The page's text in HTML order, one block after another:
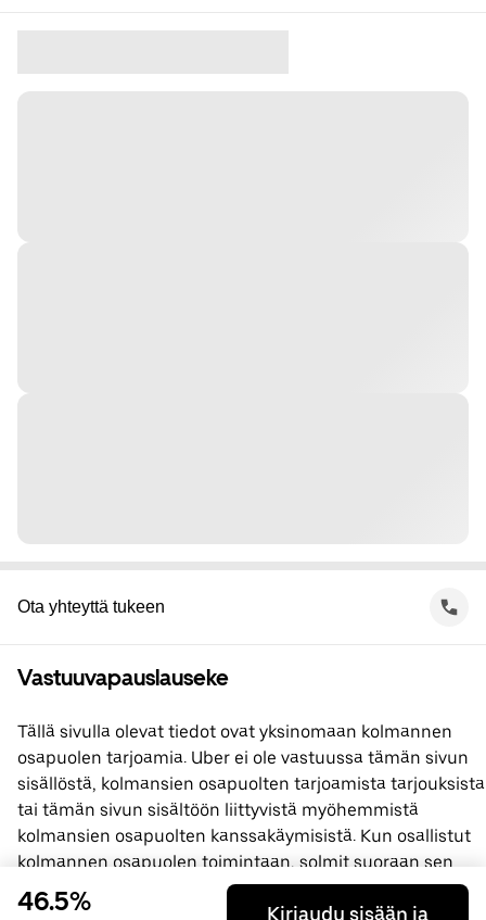
Ota yhteyttä tukeen
Vastuuvapauslauseke
Tällä sivulla olevat tiedot ovat yksinomaan kolmannen
osapuolen tarjoamia. Uber ei ole vastuussa tämän sivun
sisällöstä, kolmansien osapuolten tarjoamista tarjouksista
tai tämän sivun sisältöön liittyvistä myöhemmistä
kolmansien osapuolten kanssakäymisistä. Kun osallistut
kolmannen osapuolen toimintaan, solmit suoraan sen
kanssa sopimuksen, jossa Uber ei ole osapuolena. Jos
sinulla on kysyttävää, ota yhteyttä suoraan kolmanteen
46.5% Kirjaudu sisään ja